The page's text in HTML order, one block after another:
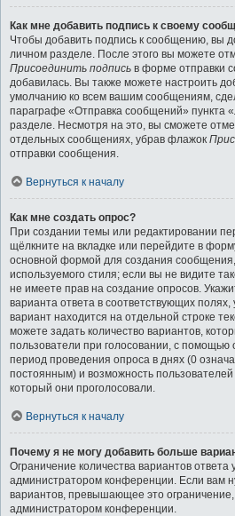
Как мне добавить подпись к своему
Чтобы добавить подпись к сообщению, вы
личном разделе. После этого вы можете
Присоединить подпись в форме отправки
добавилась. Вы также можете настроить
умолчанию ко всем вашим сообщениям,
параграфе «Отправка сообщений» пункта
разделе. Несмотря на это, вы сможете
отдельных сообщениях, убрав флажок
отправки сообщения.
Вернуться к началу
Как мне создать опрос?
При создании темы или редактировании
щёлкните на вкладке или перейдите в
основной формой для создания
используемого стиля; если вы не видите
не имеете прав на создание опросов.
варианта ответа в соответствующих
вариант находится на отдельной строке
можете задать количество вариантов,
пользователи при голосовании, с помощью
период проведения опроса в днях (0
постоянным) и возможность
который они проголосовали.
Вернуться к началу
Почему я не могу добавить больше
Ограничение количества вариантов ответа
администратором конференции. Если вам
вариантов, превышающее это ограничение,
администратором конференции.